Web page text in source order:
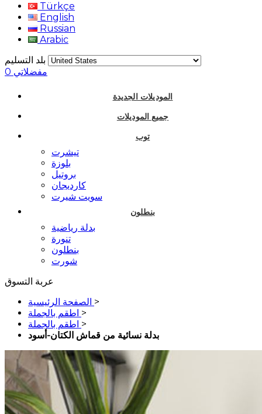
Türkçe
English
Russian
Arabic
بلد التسليم
مفضلاتي 0
الموديلات الجديدة
جميع الموديلات
توب
تيشرت
بلوزة
بروتيل
كارديجان
سويت شيرت
بنطلون
بدلة رياضية
تنورة
بنطلون
شورت
عربة التسوق
الصفحة الرئيسية >
اطقم بالجملة >
اطقم بالجملة >
بدلة نسائية من قماش الكتان-أسود